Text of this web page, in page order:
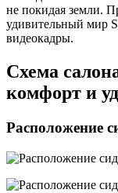
не покидая земли.
удивительный мир
видеокадры.
Схема
комфорт и
Расположение